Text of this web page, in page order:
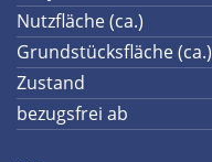
Nutzfläche (ca.)
Grundstücksfläche (ca.)
Zustand
bezugsfrei ab